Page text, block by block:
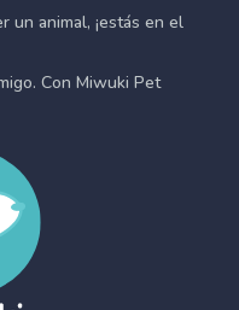
un animal, ¡estás en el
Con Miwuki Pet